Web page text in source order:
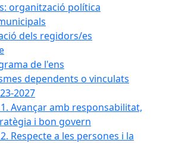
organització política
dels regidors/es
de l'ens
dependents o vinculats
2027
1. Avançar amb responsabilitat,
i bon govern
Respecte a les persones i la